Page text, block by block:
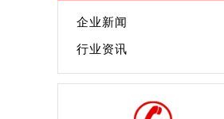
企业新闻
行业资讯